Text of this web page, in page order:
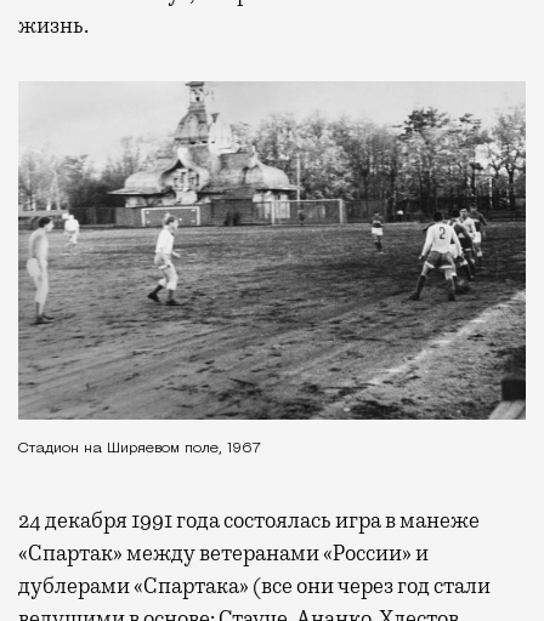
жизнь.
Стадион на Ширяевом поле, 1967
24 декабря 1991 года состоялась игра в манеже
«Спартак» между ветеранами «России» и
дублерами «Спартака» (все они через год стали